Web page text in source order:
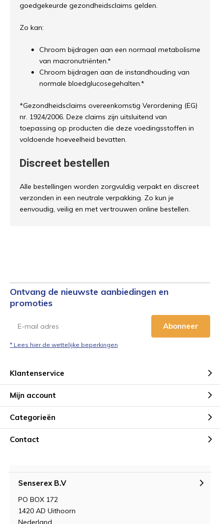
goedgekeurde gezondheidsclaims gelden.
Zo kan:
Chroom bijdragen aan een normaal metabolisme
van macronutriënten.*
Chroom bijdragen aan de instandhouding van
normale bloedglucosegehalten.*
*Gezondheidsclaims overeenkomstig Verordening (EG)
nr. 1924/2006. Deze claims zijn uitsluitend van
toepassing op producten die deze voedingsstoffen in
voldoende hoeveelheid bevatten.
Discreet bestellen
Alle bestellingen worden zorgvuldig verpakt en discreet
verzonden in een neutrale verpakking. Zo kun je
eenvoudig, veilig en met vertrouwen online bestellen.
Ontvang de nieuwste aanbiedingen en
promoties
Abonneer
* Lees hier de wettelijke beperkingen
Klantenservice
Mijn account
Categorieën
Contact
Senserex B.V
PO BOX 172
1420 AD Uithoorn
Nederland